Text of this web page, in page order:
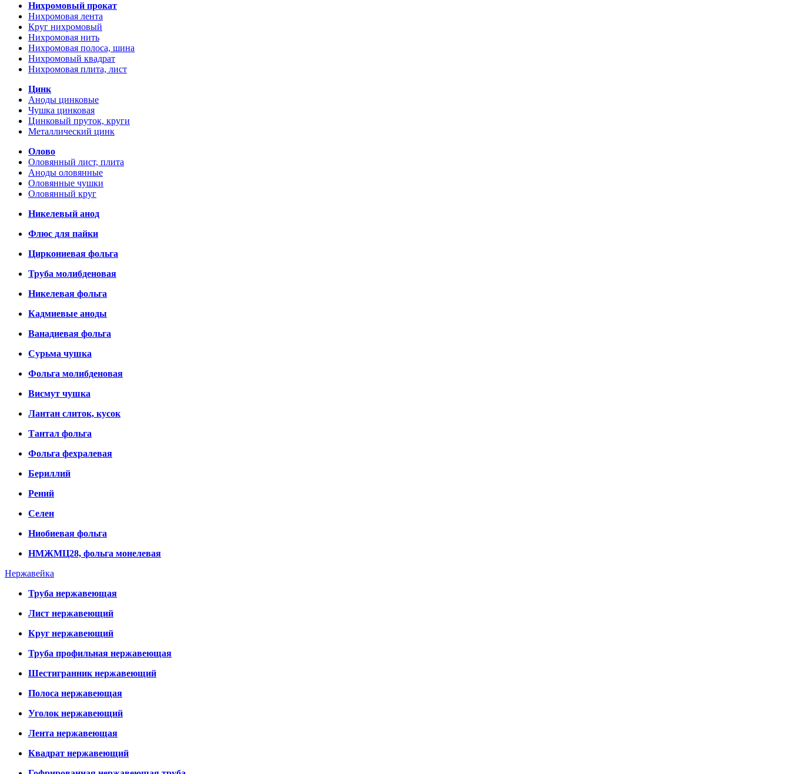
Нихромовый прокат
Нихромовая лента
Круг нихромовый
Нихромовая нить
Нихромовая полоса, шина
Нихромовый квадрат
Нихромовая плита, лист
Цинк
Аноды цинковые
Чушка цинковая
Цинковый пруток, круги
Металлический цинк
Олово
Оловянный лист, плита
Аноды оловянные
Оловянные чушки
Оловянный круг
Никелевый анод
Флюс для пайки
Циркониевая фольга
Труба молибденовая
Никелевая фольга
Кадмиевые аноды
Ванадиевая фольга
Сурьма чушка
Фольга молибденовая
Висмут чушка
Лантан слиток, кусок
Тантал фольга
Фольга фехралевая
Бериллий
Рений
Селен
Ниобиевая фольга
НМЖМЦ28, фольга монелевая
Нержавейка
Труба нержавеющая
Лист нержавеющий
Круг нержавеющий
Труба профильная нержавеющая
Шестигранник нержавеющий
Полоса нержавеющая
Уголок нержавеющий
Лента нержавеющая
Квадрат нержавеющий